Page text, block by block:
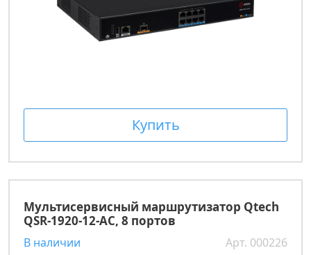
Купить
Мультисервисный маршрутизатор Qtech
QSR-1920-12-AC, 8 портов
В наличии Арт. 000226